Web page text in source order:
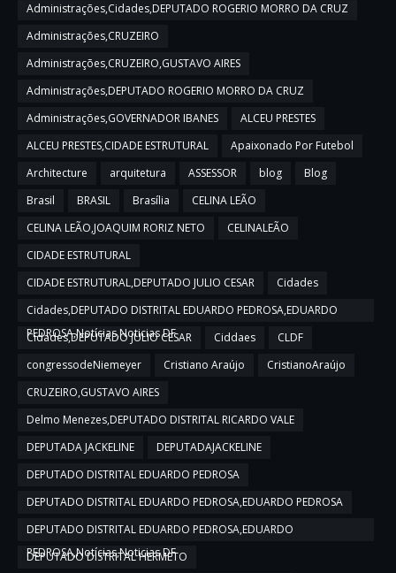
Administrações,Cidades,DEPUTADO ROGERIO MORRO DA CRUZ
Administrações,CRUZEIRO
Administrações,CRUZEIRO,GUSTAVO AIRES
Administrações,DEPUTADO ROGERIO MORRO DA CRUZ
Administrações,GOVERNADOR IBANES
ALCEU PRESTES
ALCEU PRESTES,CIDADE ESTRUTURAL
Apaixonado Por Futebol
Architecture
arquitetura ASSESSOR blog
Blog
Brasil
BRASIL Brasília
CELINA LEÃO
CELINA LEÃO,JOAQUIM RORIZ NETO
CELINALEÃO
CIDADE ESTRUTURAL
CIDADE ESTRUTURAL,DEPUTADO JULIO CESAR
Cidades
Cidades,DEPUTADO DISTRITAL EDUARDO PEDROSA,EDUARDO
PEDROSA,Notícias,Noticias DF
Cidades,DEPUTADO JULIO CESAR Ciddaes
CLDF
congressodeNiemeyer
Cristiano Araújo
CristianoAraújo
CRUZEIRO,GUSTAVO AIRES
Delmo Menezes,DEPUTADO DISTRITAL RICARDO VALE
DEPUTADA JACKELINE
DEPUTADAJACKELINE
DEPUTADO DISTRITAL EDUARDO PEDROSA
DEPUTADO DISTRITAL EDUARDO PEDROSA,EDUARDO PEDROSA
DEPUTADO DISTRITAL EDUARDO PEDROSA,EDUARDO
PEDROSA,Notícias,Noticias DF
DEPUTADO DISTRITAL HERMETO